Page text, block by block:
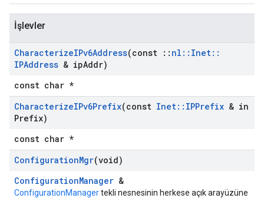
İşlevler
CharacterizeIPv6Address(const :: nl :: Inet::
IPAddress & ipAddr)
const char *
CharacterizeIPv6Prefix(const Inet:: IPPrefix & in
Prefix)
const char *
ConfigurationMgr(void)
ConfigurationManager &
ConfigurationManagertekli nesnesinin herkese açık arayüzüne